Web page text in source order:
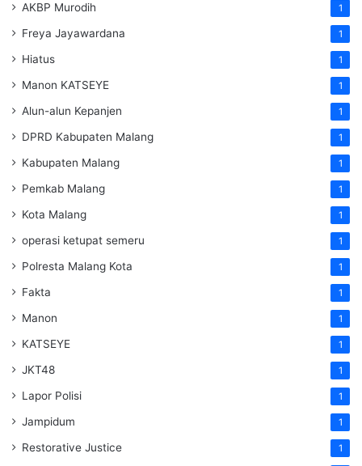
AKBP Murodih 1
Freya Jayawardana 1
Hiatus 1
Manon KATSEYE 1
Alun-alun Kepanjen 1
DPRD Kabupaten Malang 1
Kabupaten Malang 1
Pemkab Malang 1
Kota Malang 1
operasi ketupat semeru 1
Polresta Malang Kota 1
Fakta 1
Manon 1
KATSEYE 1
JKT48 1
Lapor Polisi 1
Jampidum 1
Restorative Justice 1